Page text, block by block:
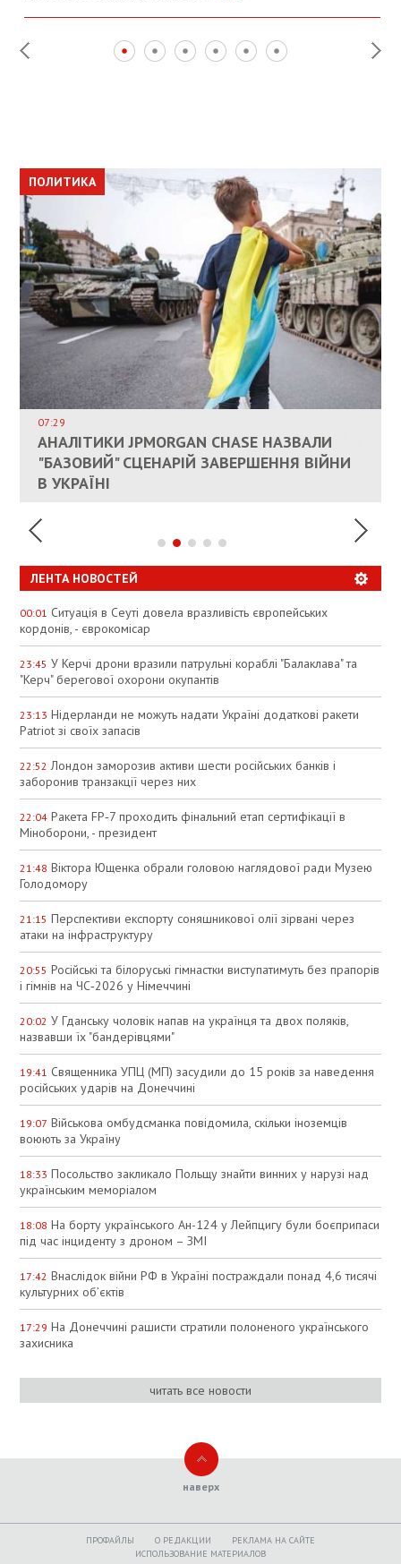
ПОЛИТИКА
КАНДИДАТ В ПРЕМЬЕРЫ ПОЛЬШИ ПРИЗВАЛ
ЕС ПРЕКРАТИТЬ ВОЕННУЮ ПОМОЩЬ
УКРАИНЕ
ПОЛИТИКА
07:29
АНАЛІТИКИ JPMORGAN CHASE НАЗВАЛИ
"БАЗОВИЙ" СЦЕНАРІЙ ЗАВЕРШЕННЯ ВІЙНИ
В УКРАЇНІ
ОБЩЕСТВО
ВЛАСНИКАМ ЗРУЙНОВАНОГО ЖИТЛА
ДОЗВОЛИЛИ НЕ ПЛАТИТИ ЗА КОМУНАЛКУ
ПОЛИТИКА
ИНТЕГРАЦИЯ УКРАИНЫ В НАТО ВРЯД ЛИ
СОСТОИТСЯ В БЛИЖАЙШЕЕ ВРЕМЯ, –
РЮТТЕ
ЭКОНОМИКА
ПАЛИВНИЙ РИНОК РОЗІГРІЛИ ШТУЧНО:
АНАЛІТИКИ ЗВИНУВАТИЛИ АЗС У
СПЕКУЛЯЦІЇ
ЛЕНТА НОВОСТЕЙ
00:01 Ситуація в Сеуті довела вразливість європейських
кордонів, - єврокомісар
23:45 У Керчі дрони вразили патрульні кораблі "Балаклава" та
"Керч" берегової охорони окупантів
23:13 Нідерланди не можуть надати Україні додаткові ракети
Patriot зі своїх запасів
22:52 Лондон заморозив активи шести російських банків і
заборонив транзакції через них
22:04 Ракета FP‑7 проходить фінальний етап сертифікації в
Міноборони, - президент
21:48 Віктора Ющенка обрали головою наглядової ради Музею
Голодомору
21:15 Перспективи експорту соняшникової олії зірвані через
атаки на інфраструктуру
20:55 Російські та білоруські гімнастки виступатимуть без прапорів
і гімнів на ЧС‑2026 у Німеччині
20:02 У Гданську чоловік напав на українця та двох поляків,
назвавши їх "бандерівцями"
19:41 Священника УПЦ (МП) засудили до 15 років за наведення
російських ударів на Донеччині
19:07 Військова омбудсманка повідомила, скільки іноземців
воюють за Україну
18:33 Посольство закликало Польщу знайти винних у нарузі над
українським меморіалом
18:08 На борту українського Ан-124 у Лейпцигу були боєприпаси
під час інциденту з дроном – ЗМІ
17:42 Внаслідок війни РФ в Україні постраждали понад 4,6 тисячі
культурних об’єктів
17:29 На Донеччині рашисти стратили полоненого українського
захисника
читать все новости
наверх
ПРОФАЙЛЫ O РЕДАКЦИИ
РЕКЛАМА НА САЙТЕ
ИСПОЛЬЗОВАНИЕ МАТЕРИАЛОВ